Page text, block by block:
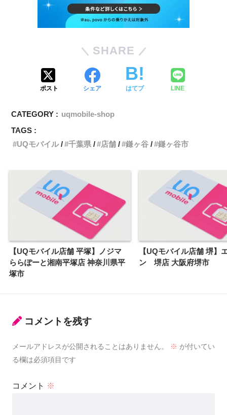
SHARE
ポスト シェア はてブ LINE
CATEGORY : uqmobile-shop
TAGS :
UQモバイル
千葉県 店舗 鎌ヶ谷 鎌ヶ谷市
【UQモバイル店舗 平塚】ノジマ
ららぽーと湘南平塚店 神奈川県平
塚市
【UQモバイル店舗 堺】
ン 堺店 大阪府堺市
コメントを残す
メールアドレスが公開されることはありません。 ※ が付いてい
る欄は必須項目です
コメント ※